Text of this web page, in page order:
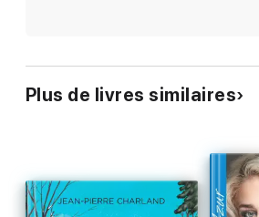
Plus de livres similaires